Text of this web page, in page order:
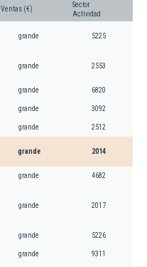
Ventas (€)
Sector
Actividad
grande 5225
grande 2553
grande 6820
grande 3092
grande 2512
grande 2014
grande 4682
grande 2017
grande 5226
grande 9311